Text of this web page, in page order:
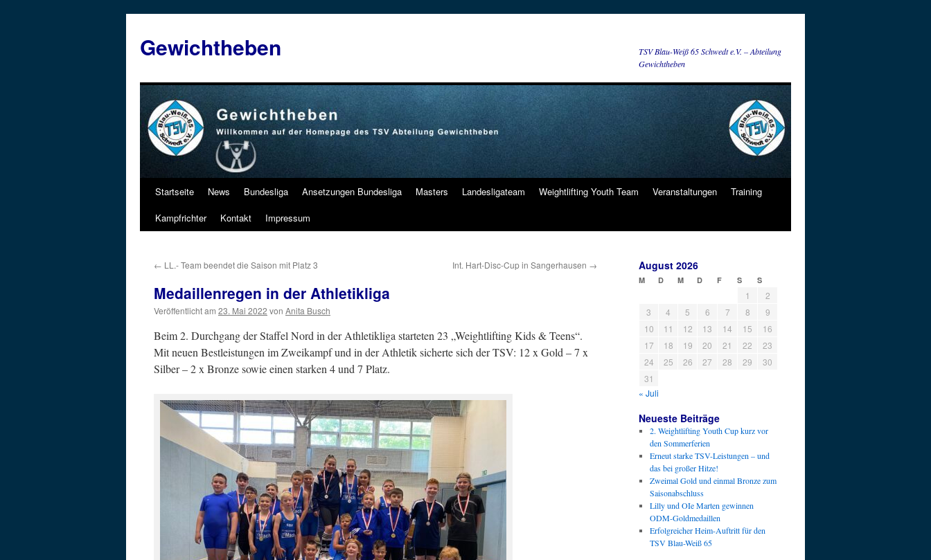
springen
Gewichtheben
TSV Blau-Weiß 65 Schwedt e.V. – Abteilung
Gewichtheben
Startseite News Bundesliga Ansetzungen Bundesliga Masters Landesligateam Weightlifting Youth Team Veranstaltungen
Training
Kampfrichter
Kontakt Impressum
← LL.- Team beendet die Saison mit Platz 3 Int. Hart-Disc-Cup in Sangerhausen →
Medaillenregen in der Athletikliga
Veröffentlicht am 23. Mai 2022 von Anita Busch
Beim 2. Durchgang der Staffel Nord in der Athletikliga starteten 23 „Weightlifting Kids & Teens“.
Mit neuen Bestleistungen im Zweikampf und in der Athletik sicherte sich der TSV: 12 x Gold – 7 x
Silber – 2 x Bronze sowie einen starken 4 und 7 Platz.
August 2026
M D M D F S S
1
2
3
4 5 6 7 8
9
10
11 12 13 14 15
16
17
18 19 20 21 22
23
24
25 26 27 28 29
30
31
« Juli
Neueste Beiträge
2. Weightlifting Youth Cup kurz vor
den Sommerferien
Erneut starke TSV-Leistungen – und
das bei großer Hitze!
Zweimal Gold und einmal Bronze zum
Saisonabschluss
Lilly und OIe Marten gewinnen
ODM-Goldmedaillen
Erfolgreicher Heim-Auftritt für den
TSV Blau-Weiß 65